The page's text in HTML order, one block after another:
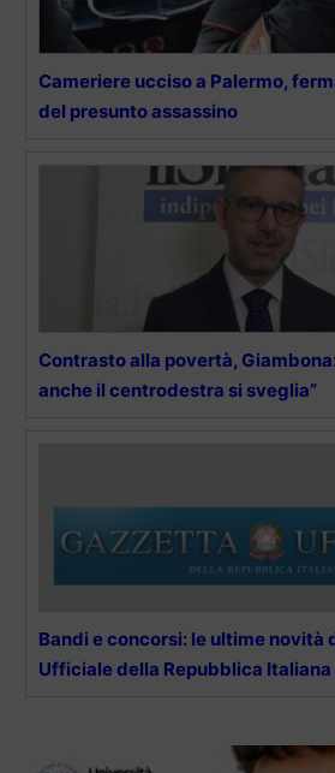
Cameriere ucciso a Palermo,
del presunto assassino
Contrasto alla povertà,
anche il centrodestra si sveglia”
Bandi e concorsi: le ultime novità
Ufficiale della Repubblica Italiana